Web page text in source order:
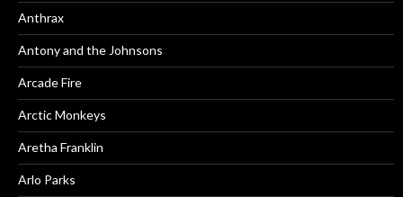
Anthrax
Antony and the Johnsons
Arcade Fire
Arctic Monkeys
Aretha Franklin
Arlo Parks